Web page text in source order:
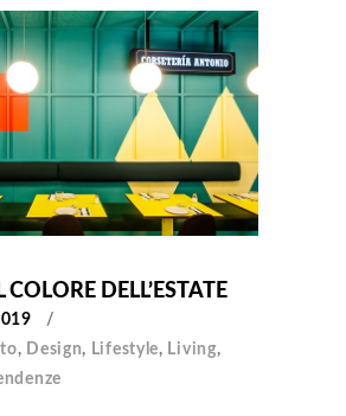
DELL’ESTATE
, Design, Lifestyle, Living,